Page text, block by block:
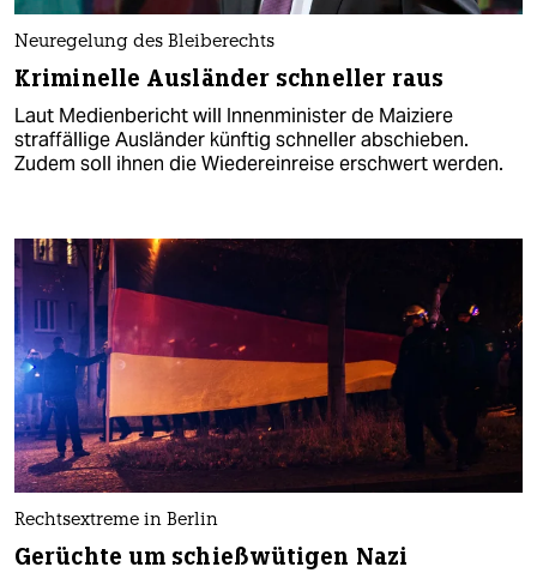
Neuregelung des Bleiberechts
Kriminelle Ausländer schneller raus
Laut Medienbericht will Innenminister de Maiziere
straffällige Ausländer künftig schneller abschieben.
Zudem soll ihnen die Wiedereinreise erschwert werden.
Rechtsextreme in Berlin
Gerüchte um schießwütigen Nazi